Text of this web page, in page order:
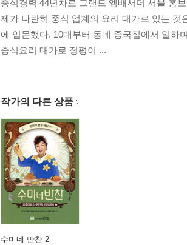
중식경력 44년차로 그랜드 앰배서더 서울 홍
제가 나란히 중식 업계의 요리 대가로 있는
에 입문했다. 10대부터 동네 중국집에서 일하
중식요리 대가로 정평이 ...
작가의 다른 상품
수미네 반찬 2